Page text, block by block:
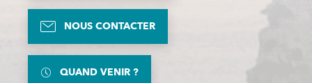
NOUS CONTACTER
QUAND VENIR ?